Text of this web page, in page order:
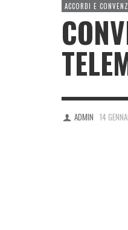
ACCORDI E
ADMIN 14